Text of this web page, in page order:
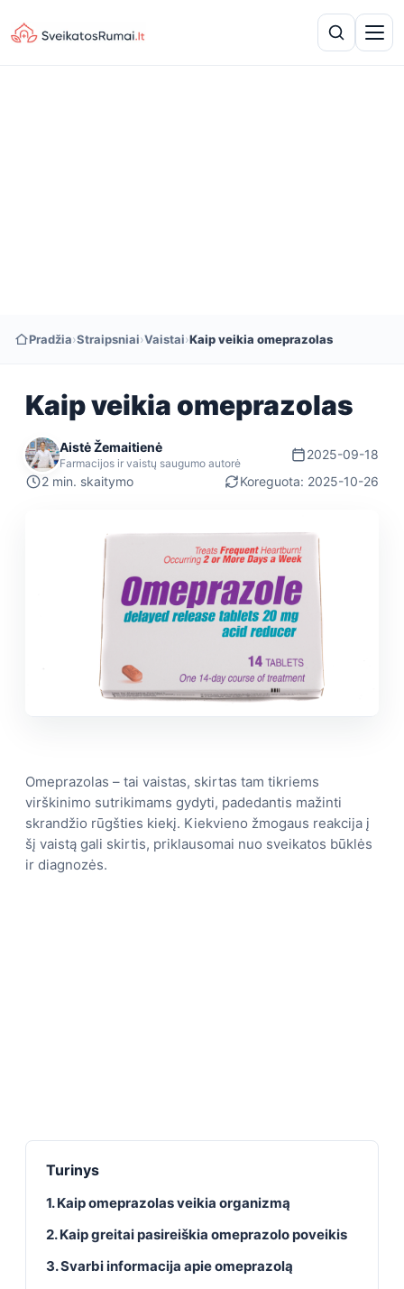
Pradžia›Straipsniai›Vaistai›Kaip veikia omeprazolas
Kaip veikia omeprazolas
Aistė Žemaitienė
Farmacijos ir vaistų saugumo autorė
2025-09-18
2 min. skaitymo
Koreguota: 2025-10-26
Omeprazolas – tai vaistas, skirtas tam tikriems
virškinimo sutrikimams gydyti, padedantis mažinti
skrandžio rūgšties kiekį. Kiekvieno žmogaus reakcija į
šį vaistą gali skirtis, priklausomai nuo sveikatos būklės
ir diagnozės.
Turinys
1. Kaip omeprazolas veikia organizmą
2. Kaip greitai pasireiškia omeprazolo poveikis
3. Svarbi informacija apie omeprazolą